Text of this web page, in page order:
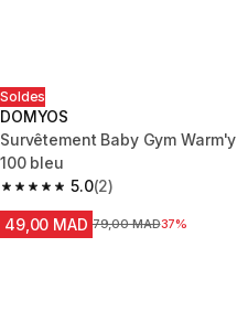
Soldes
DOMYOS
Survêtement Baby Gym Warm'y
100 bleu
5.0
5.0 out of 5 stars from 2 reviews
(2)
49,00 MAD Prix avant la réduction
79,00 MAD37%